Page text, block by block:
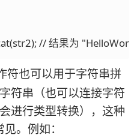
// 结果为
符也可以用于字符串拼
符串（也可以连接字符
进行类型转换），这种
。例如：